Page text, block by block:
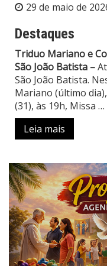
29 de maio de
Destaques
Triduo Mariano e
São João Batista –
São João Batista.
Mariano (último
(31), às 19h, Missa …
Leia mais